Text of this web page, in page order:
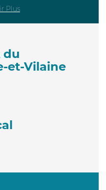
Plus
du
et-Vilaine